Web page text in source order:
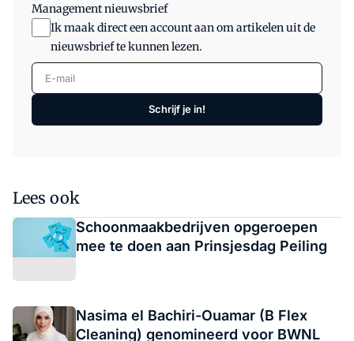
Management nieuwsbrief
Ik maak direct een account aan om artikelen uit de
nieuwsbrief te kunnen lezen.
E-mail
Schrijf je in!
Lees ook
Schoonmaakbedrijven opgeroepen
mee te doen aan Prinsjesdag Peiling
Nasima el Bachiri-Ouamar (B Flex
Cleaning) genomineerd voor BWNL